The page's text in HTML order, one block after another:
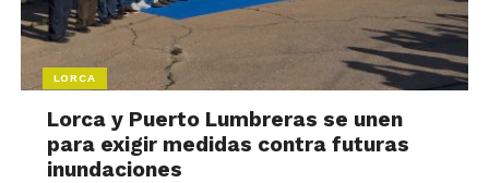
LORCA
Lorca y Puerto Lumbreras se unen
para exigir medidas contra futuras
inundaciones